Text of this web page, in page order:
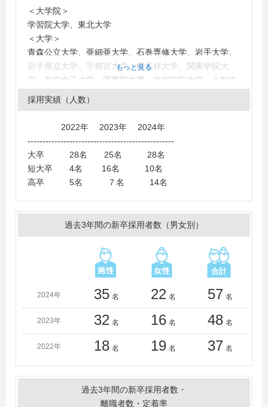
＜大学院＞
学習院大学、東北大学
＜大学＞
青森公立大学、亜細亜大学、石巻専修大学、岩手大学、
岩手県立大学、宇都宮大学、桜美林大学、関東学院大
学、共立女子大学、國學院大學、尚絅学院大学、上智大
学、成城大学、洗足学園音楽大学、仙台大学、仙台白百
合女子大学、高崎経済大学、拓殖大学、東海大学、東北
教育大学、宮城大学、宮城学院女子大学、宮城教育大
学、山形大学、立正大学
＜短大・高専・専門学校＞
テル専門学校、東京ＩＴプログラミング＆会計専門学校
京法律公務員専門学校仙台校、東北外語ビジネス専門学
校、ＭＣＬ盛岡公務員法律専門学校、山形県立米沢女子
もっと見る
採用実績（人数）
2022年 2023年 2024年
-------------------------------------------------
大卒 28名 25名 28名
短大卒 4名 16名 10名
高卒 5名 ７名 14名
過去3年間の新卒採用者数（男女別）
2024年 35 名 22 名 57 名
2023年 32 名 16 名 48 名
2022年 18 名 19 名 37 名
過去3年間の新卒採用者数・
離職者数・定着率